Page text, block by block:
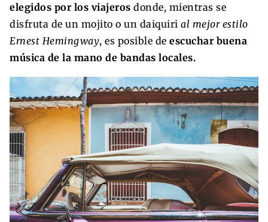
elegidos por los viajeros donde, mientras se
disfruta de un mojito o un daiquiri al mejor estilo
Ernest Hemingway, es posible de escuchar buena
música de la mano de bandas locales.